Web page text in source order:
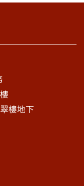
樓地下